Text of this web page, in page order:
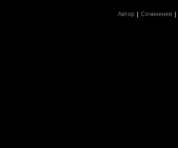
Автор Сочинения